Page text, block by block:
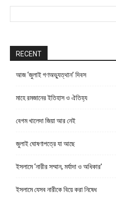
RECENT
আজ ‘জুলাই গণঅভ্যুত্থান’ দিবস
মাহে রমজানের ইতিহাস ও ঐতিহ্য
বেগম খালেদা জিয়া আর নেই
জুলাই ঘোষণাপত্রে যা আছে
ইসলামে ‘নারীর সম্মান, মর্যাদা ও অধিকার’
ইসলামে যেসব নারীকে বিয়ে করা নিষেধ